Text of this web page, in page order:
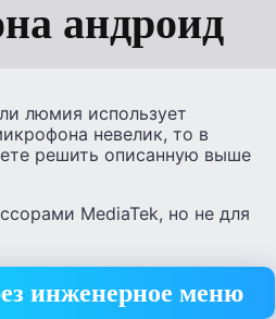
андроид
люмия использует
невелик, то в
решить описанную выше
MediaTek, но не для
инженерное меню